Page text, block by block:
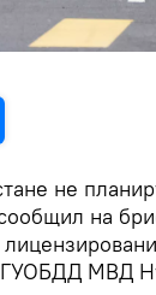
не
на
ГУОБДД МВД